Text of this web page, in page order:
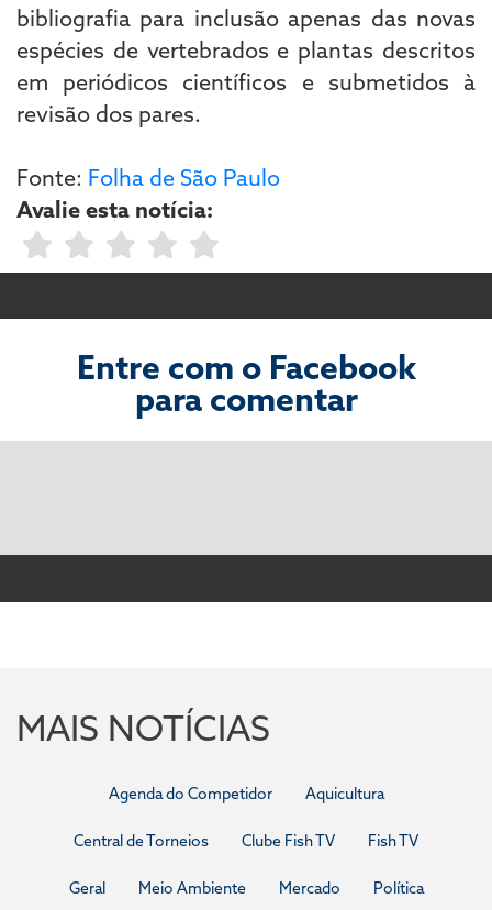
bibliografia para inclusão apenas das novas
espécies de vertebrados e plantas descritos
em periódicos científicos e submetidos à
revisão dos pares.
Fonte: Folha de São Paulo
Avalie esta notícia:
Entre com o Facebook
para comentar
MAIS NOTÍCIAS
Agenda do Competidor Aquicultura
Central de Torneios Clube Fish TV Fish TV
Geral Meio Ambiente Mercado Política